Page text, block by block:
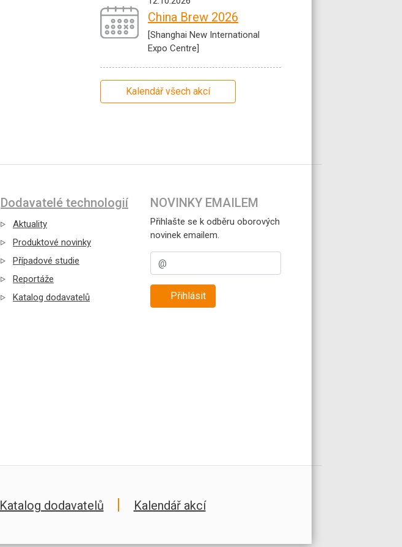
China Brew 2026
[Shanghai New International
Expo Centre]
Kalendář všech akcí
Dodavatelé technologií
Aktuality
Produktové novinky
Případové studie
Reportáže
Katalog dodavatelů
NOVINKY EMAILEM
Přihlašte se k odběru oborových
novinek emailem.
Přihlásit
Katalog dodavatelů Kalendář akcí